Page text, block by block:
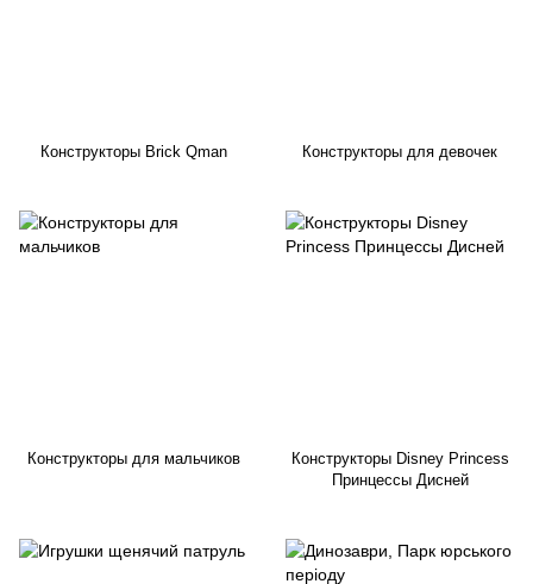
Конструкторы Brick Qman Конструкторы для девочек
Конструкторы для мальчиков
Конструкторы Disney Princess
Принцессы Дисней